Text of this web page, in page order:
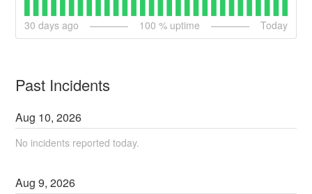
30 days ago 100 % uptime Today
Past Incidents
Aug 10,2026
No incidents reported today.
Aug9,2026